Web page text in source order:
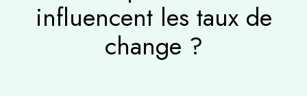
influencent les taux de
change ?